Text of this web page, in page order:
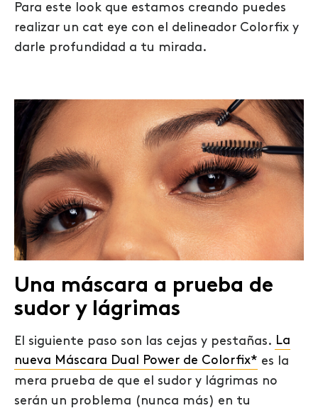
Para este look que estamos creando puedes
realizar un cat eye con el delineador Colorfix y
darle profundidad a tu mirada.
Una máscara a prueba de
sudor y lágrimas
El siguiente paso son las cejas y pestañas. La
nueva Máscara Dual Power de Colorfix* es la
mera prueba de que el sudor y lágrimas no
serán un problema (nunca más) en tu